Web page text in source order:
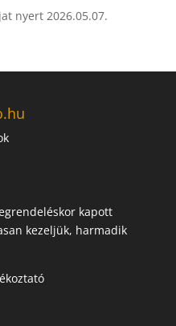
nyert 2026.05.07.
kapott
kezeljük, harmadik